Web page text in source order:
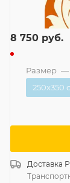
8 750 руб.
Размер —
250x350
Доставка